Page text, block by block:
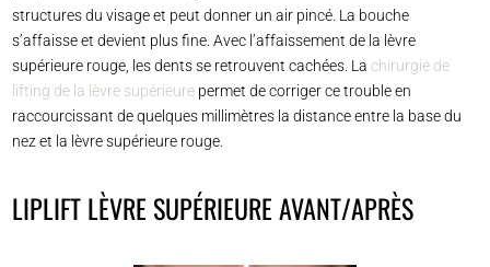
structures du visage et peut donner un air pincé. La bouche
s’affaisse et devient plus fine. Avec l’affaissement de la lèvre
supérieure rouge, les dents se retrouvent cachées. La chirurgie de
lifting de la lèvre supérieure permet de corriger ce trouble en
raccourcissant de quelques millimètres la distance entre la base du
nez et la lèvre supérieure rouge.
LIPLIFT LÈVRE SUPÉRIEURE AVANT/APRÈS